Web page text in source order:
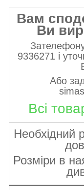
Вам
Ви
9336271 і
Або
Всі
Необхідний
Розміри в